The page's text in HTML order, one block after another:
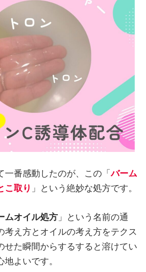
一番感動したのが、この「バーム
こ取り 」という絶妙な処方です。
ムオイル処方 」という名前の通
考え方とオイルの考え方をテクス
せた瞬間からするすると溶けてい
地よいです。